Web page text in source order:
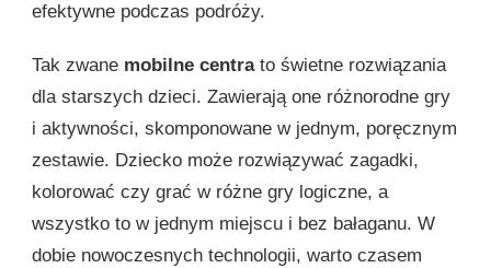
efektywne podczas podróży.
Tak zwane mobilne centrato świetne rozwiązania
dla starszych dzieci. Zawierają one różnorodne gry
i aktywności, skomponowane w jednym, poręcznym
zestawie. Dziecko może rozwiązywać zagadki,
kolorować czy grać w różne gry logiczne, a
wszystko to w jednym miejscu i bez bałaganu. W
dobie nowoczesnych technologii, warto czasem